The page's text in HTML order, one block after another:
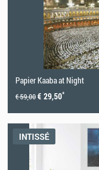
Papier Kaaba at Night
€ 59,00€ 29,50*
INTISSÉ